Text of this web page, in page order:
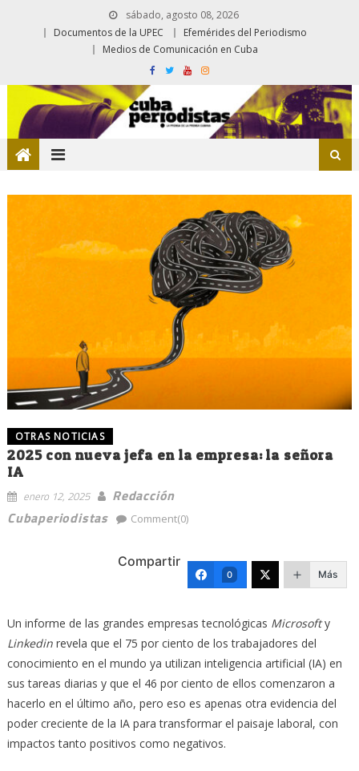
sábado, agosto 08, 2026
Documentos de la UPEC
Efemérides del Periodismo
Medios de Comunicación en Cuba
OTRAS NOTICIAS
2025 con nueva jefa en la empresa: la señora
IA
enero 12, 2025
Redacción
Cubaperiodistas
Comment(0)
Compartir
0 Más
Un informe de las grandes empresas tecnológicas Microsofty
Linkedinrevela que el 75 por ciento de los trabajadores del
conocimiento en el mundo ya utilizan inteligencia artificial (IA) en
sus tareas diarias y que el 46 por ciento de ellos comenzaron a
hacerlo en el último año, pero eso es apenas otra evidencia del
poder creciente de la IA para transformar el paisaje laboral, con
impactos tanto positivos como negativos.